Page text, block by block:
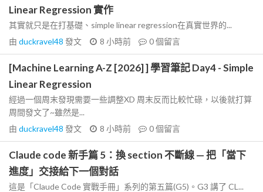
Linear Regression 實作
其實就只是在打基礎、simple linear regression在真實世界的...
由 duckravel48 發文 8 小時前 0個留言
[Machine Learning A-Z [2026] ] 學習筆記 Day4 - Simple
Linear Regression
經過一個周末發現需要一些調整XD 周末反而比較忙碌，以後就打算
周間發文了~雖然是...
由 duckravel48 發文 8 小時前 0個留言
Claude code 新手篇 5：換 section 不斷線 — 把「當下
進度」交接給下一個對話
這是「Claude Code 實戰手冊」系列的第五篇(G5)。G3 講了 CL...